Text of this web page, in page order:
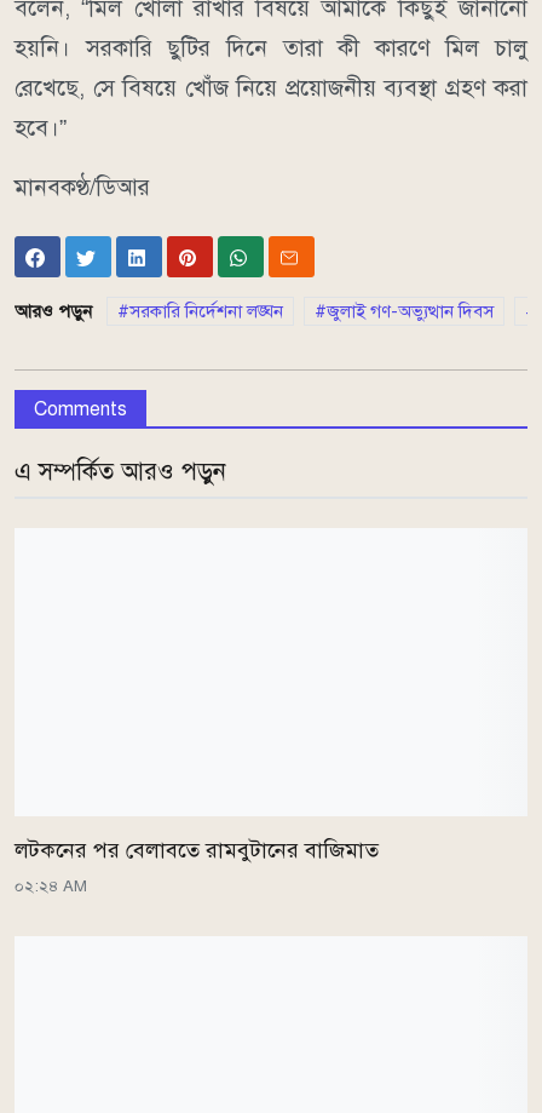
বলেন, “মিল খোলা রাখার বিষয়ে আমাকে কিছুই জানানো
হয়নি। সরকারি ছুটির দিনে তারা কী কারণে মিল চালু
রেখেছে, সে বিষয়ে খোঁজ নিয়ে প্রয়োজনীয় ব্যবস্থা গ্রহণ করা
হবে।”
মানবকণ্ঠ/ডিআর
আরও পড়ুন সরকারি নির্দেশনা লঙ্ঘন জুলাই গণ-অভ্যুত্থান দিবস
Comments
এ সম্পর্কিত আরও পড়ুন
লটকনের পর বেলাবতে রামবুটানের বাজিমাত
০২:২৪ AM